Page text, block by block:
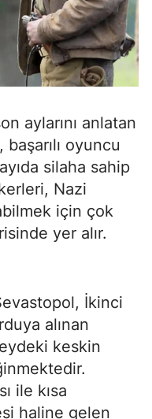
aylarını anlatan
oyuncu
silaha sahip
Nazi
için çok
yer alır.
İkinci
alınan
keskin
ile kısa
haline gelen